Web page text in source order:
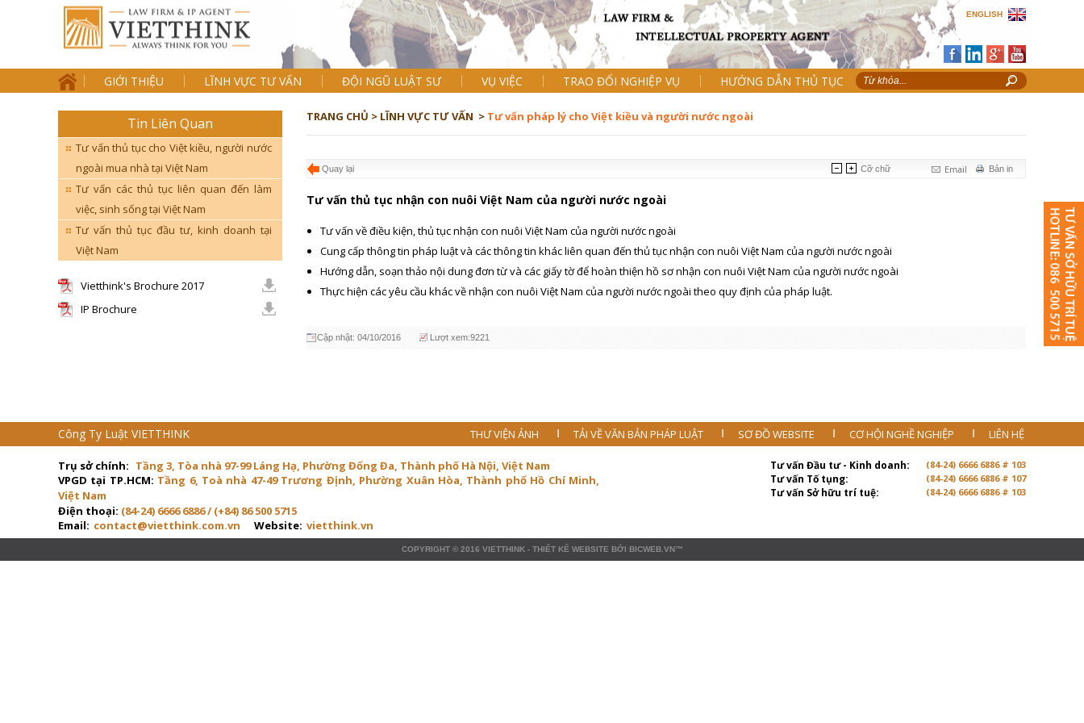
ENGLISH
GIỚI THIỆU LĨNH VỰC TƯ VẤN ĐỘI NGŨ LUẬT SƯ VỤ VIỆC TRAO ĐỔI NGHIỆP VỤ HƯỚNG DẪN THỦ TỤC
Tin Liên Quan
Tư vấn thủ tục cho Việt kiều, người nước
ngoài mua nhà tại Việt Nam
Tư vấn các thủ tục liên quan đến làm
việc, sinh sống tại Việt Nam
Tư vấn thủ tục đầu tư, kinh doanh tại
Việt Nam
Vietthink's Brochure 2017
IP Brochure
TRANG CHỦ > LĨNH VỰC TƯ VẤN > Tư vấn pháp lý cho Việt kiều và người nước ngoài
Quay lại Bản in
Email
Cỡ chữ
Tư vấn thủ tục nhận con nuôi Việt Nam của người nước ngoài
Tư vấn về điều kiện, thủ tục nhận con nuôi Việt Nam của người nước ngoài
Cung cấp thông tin pháp luật và các thông tin khác liên quan đến thủ tục nhận con nuôi Việt Nam của người nước ngoài
Hướng dẫn, soạn thảo nội dung đơn từ và các giấy tờ để hoàn thiện hồ sơ nhận con nuôi Việt Nam của người nước ngoài
Thực hiện các yêu cầu khác về nhận con nuôi Việt Nam của người nước ngoài theo quy định của pháp luật.
Cập nhật: 04/10/2016 Lượt xem:9221
Công Ty Luật VIETTHINK THƯ VIỆN ẢNH TẢI VỀ VĂN BẢN PHÁP LUẬT SƠ ĐỒ WEBSITE CƠ HỘI NGHỀ NGHIỆP LIÊN HỆ
Trụ sở chính: Tầng 3, Tòa nhà 97-99 Láng Hạ, Phường Đống Đa, Thành phố Hà Nội, Việt Nam
VPGD tại TP.HCM: Tầng 6, Toà nhà 47-49 Trương Định, Phường Xuân Hòa, Thành phố Hồ Chí Minh,
Việt Nam
Điện thoại: (84-24) 6666 6886 / (+84) 86 500 5715
Email: contact@vietthink.com.vn Website: vietthink.vn
Tư vấn Đầu tư - Kinh doanh: (84-24) 6666 6886 # 103
Tư vấn Tố tụng: (84-24) 6666 6886 # 107
Tư vấn Sở hữu trí tuệ: (84-24) 6666 6886 # 103
COPYRIGHT © 2016 VIETTHINK - THIẾT KẾ WEBSITE BỞI BICWEB.VN™